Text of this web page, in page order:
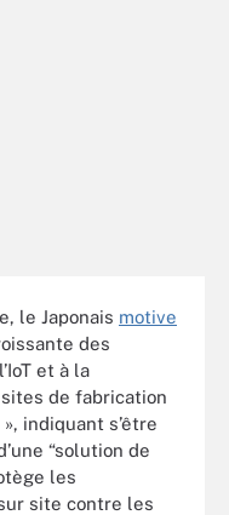
le Japonais motive
des
et à la
de fabrication
indiquant s’être
“solution de
les
site contre les